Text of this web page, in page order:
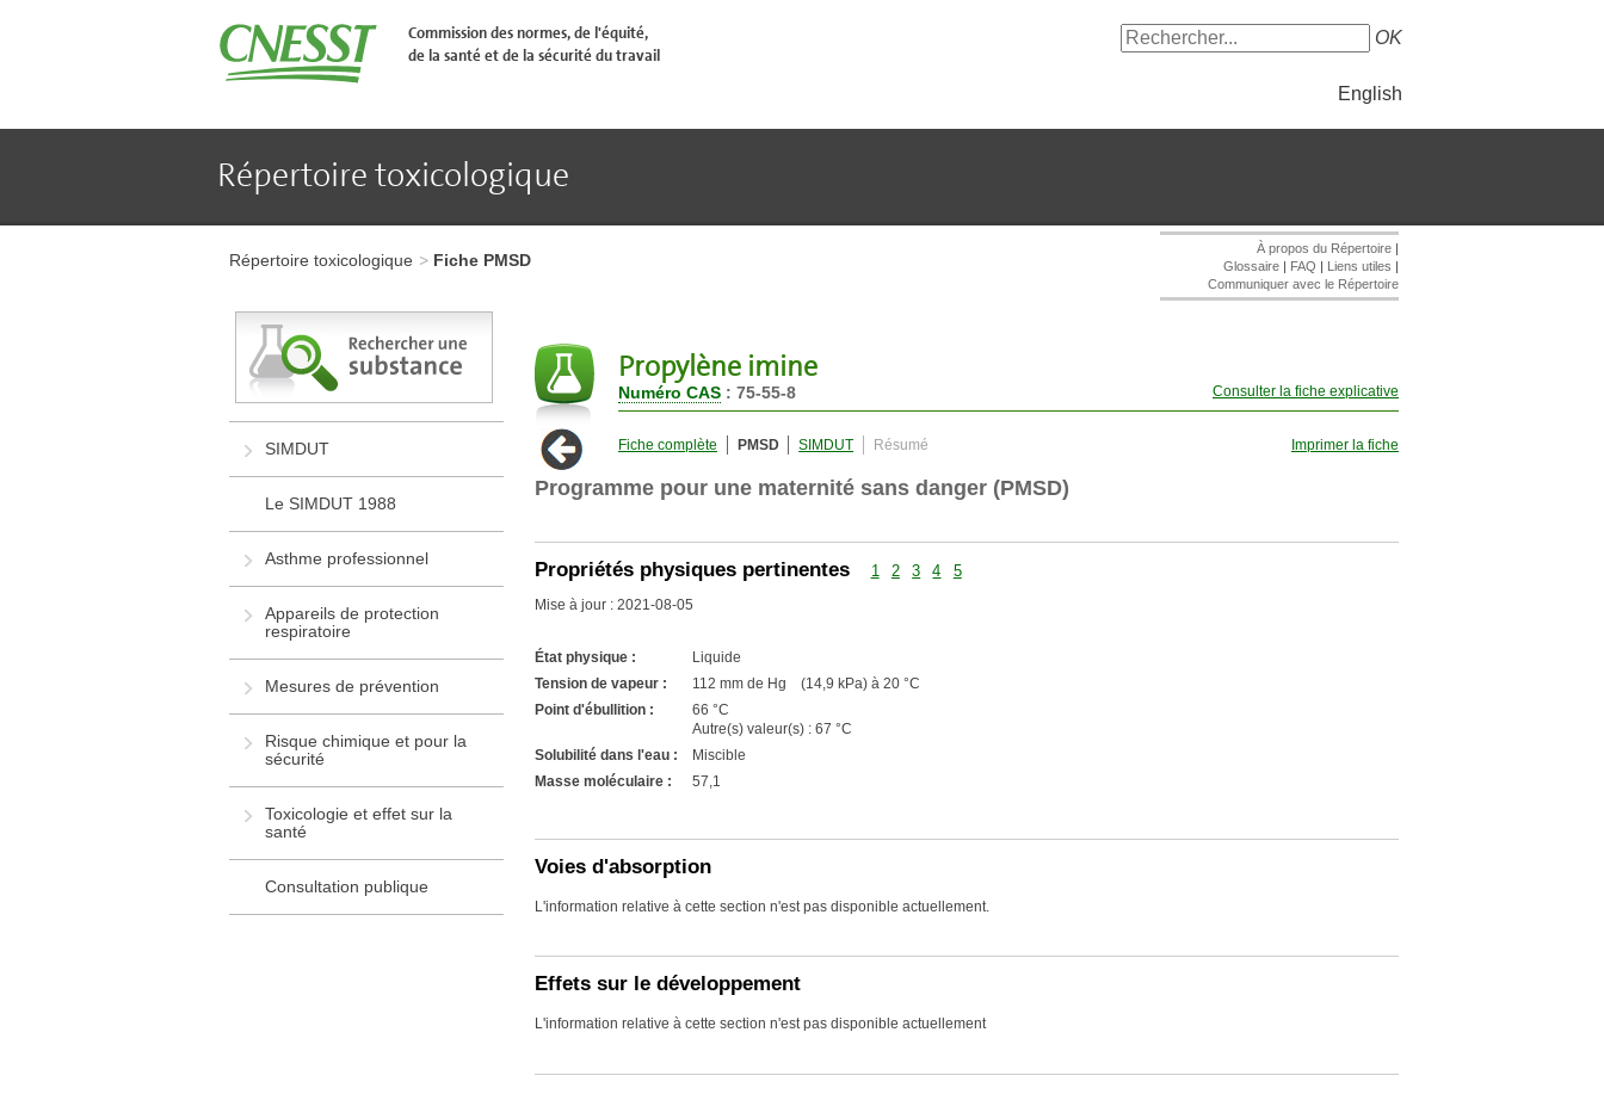
au
Commission des normes, de l'équité,
de la santé et de la sécurité du travail
OK
English
Répertoire toxicologique
à
l'en-
de
page
Aller
au
Aller
au
pied
Répertoire toxicologique Fiche PMSD
À propos du Répertoire |
Glossaire | FAQ | Liens utiles |
Communiquer avec le Répertoire
SIMDUT
Le SIMDUT 1988
Asthme professionnel
Appareils de protection
respiratoire
Mesures de prévention
Risque chimique et pour la
sécurité
Toxicologie et effet sur la
santé
Consultation publique
Propylène imine
Numéro CAS : 75-55-8 Consulter la fiche explicative
Fiche complète PMSD SIMDUT Résumé Imprimer la fiche
Programme pour une maternité sans danger (PMSD)
Propriétés physiques pertinentes 1 2 3 4 5
Mise à jour : 2021-08-05
État physique :
Liquide
Tension de vapeur :
112 mm de Hg (14,9 kPa) à 20 °C
Point d'ébullition :
66 °C
Autre(s) valeur(s) : 67 °C
Solubilité dans l'eau :
Miscible
Masse moléculaire :
57,1
Voies d'absorption
L'information relative à cette section n'est pas disponible actuellement.
Effets sur le développement
L'information relative à cette section n'est pas disponible actuellement